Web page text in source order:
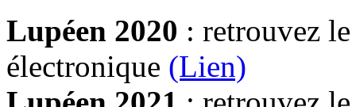
Lupéen 2020 : retrouvez
électronique (Lien)